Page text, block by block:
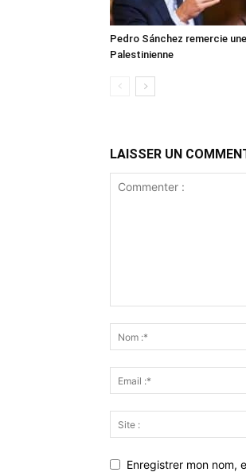
Pedro Sánchez remercie
Palestinienne
LAISSER UN
Enregistrer mon nom,